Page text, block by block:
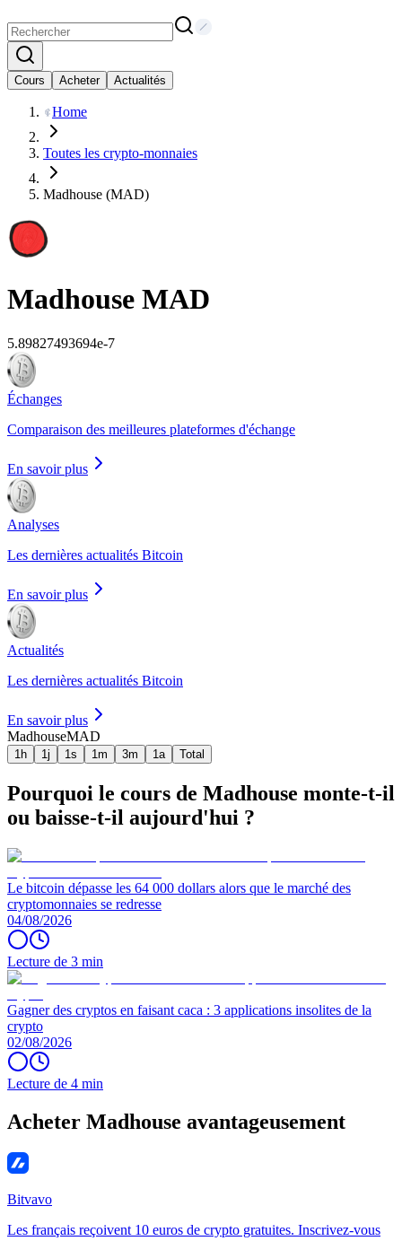
Cours Acheter Actualités
Home
Toutes les crypto-monnaies
Madhouse (MAD)
Madhouse MAD
5.89827493694e-7
Échanges
Comparaison des meilleures plateformes d'échange
En savoir plus
Analyses
Les dernières actualités Bitcoin
En savoir plus
Actualités
Les dernières actualités Bitcoin
En savoir plus
MadhouseMAD
1h 1j 1s 1m 3m 1a Total
Pourquoi le cours de Madhouse monte-t-il
ou baisse-t-il aujourd'hui ?
Le bitcoin dépasse les 64 000 dollars alors que le marché des
cryptomonnaies se redresse
04/08/2026
Lecture de 3 min
Gagner des cryptos en faisant caca : 3 applications insolites de la
crypto
02/08/2026
Lecture de 4 min
Acheter Madhouse avantageusement
Bitvavo
Les français reçoivent 10 euros de crypto gratuites. Inscrivez-vous